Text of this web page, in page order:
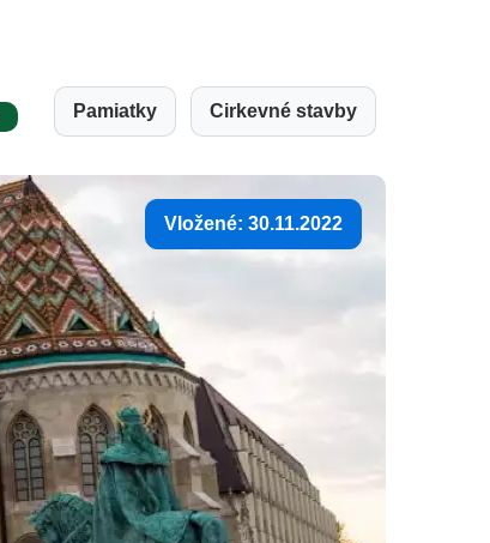
Pamiatky Cirkevné stavby
Vložené: 30.11.2022